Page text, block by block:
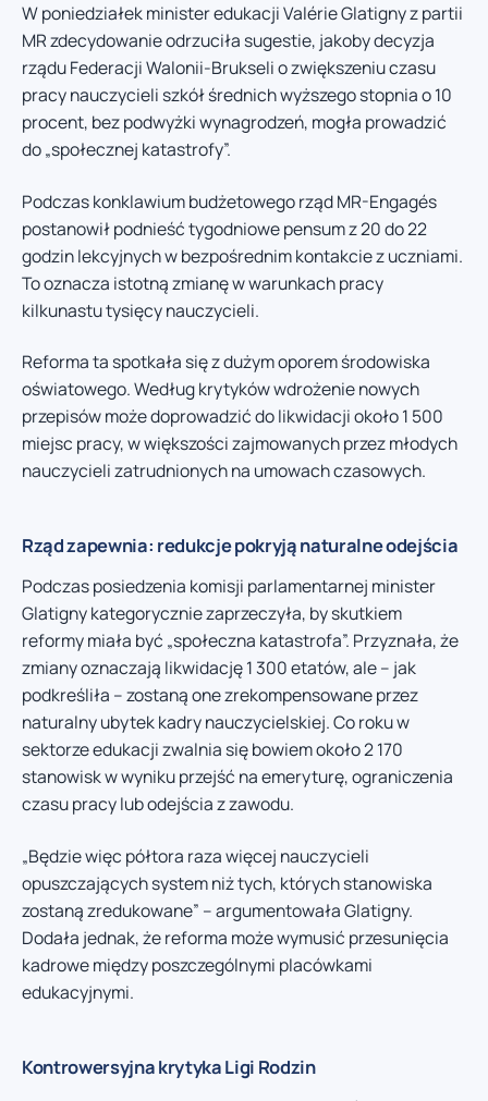
W poniedziałek minister edukacji Valérie Glatigny z partii
MR zdecydowanie odrzuciła sugestie, jakoby decyzja
rządu Federacji Walonii-Brukseli o zwiększeniu czasu
pracy nauczycieli szkół średnich wyższego stopnia o 10
procent, bez podwyżki wynagrodzeń, mogła prowadzić
do „społecznej katastrofy”.
Podczas konklawium budżetowego rząd MR-Engagés
postanowił podnieść tygodniowe pensum z 20 do 22
godzin lekcyjnych w bezpośrednim kontakcie z uczniami.
To oznacza istotną zmianę w warunkach pracy
kilkunastu tysięcy nauczycieli.
Reforma ta spotkała się z dużym oporem środowiska
oświatowego. Według krytyków wdrożenie nowych
przepisów może doprowadzić do likwidacji około 1 500
miejsc pracy, w większości zajmowanych przez młodych
nauczycieli zatrudnionych na umowach czasowych.
Rząd zapewnia: redukcje pokryją naturalne odejścia
Podczas posiedzenia komisji parlamentarnej minister
Glatigny kategorycznie zaprzeczyła, by skutkiem
reformy miała być „społeczna katastrofa”. Przyznała, że
zmiany oznaczają likwidację 1 300 etatów, ale – jak
podkreśliła – zostaną one zrekompensowane przez
naturalny ubytek kadry nauczycielskiej. Co roku w
sektorze edukacji zwalnia się bowiem około 2 170
stanowisk w wyniku przejść na emeryturę, ograniczenia
czasu pracy lub odejścia z zawodu.
„Będzie więc półtora raza więcej nauczycieli
opuszczających system niż tych, których stanowiska
zostaną zredukowane” – argumentowała Glatigny.
Dodała jednak, że reforma może wymusić przesunięcia
kadrowe między poszczególnymi placówkami
edukacyjnymi.
Kontrowersyjna krytyka Ligi Rodzin